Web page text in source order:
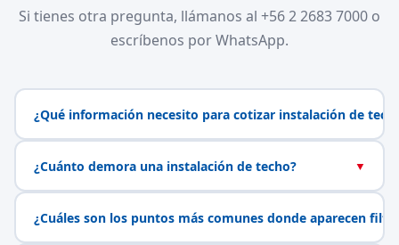
Si tienes otra pregunta, llámanos al +56 2 2683 7000 o
escríbenos por WhatsApp.
¿Qué información necesito para cotizar instalación de
¿Cuánto demora una instalación de techo? ▼
¿Cuáles son los puntos más comunes donde aparecen